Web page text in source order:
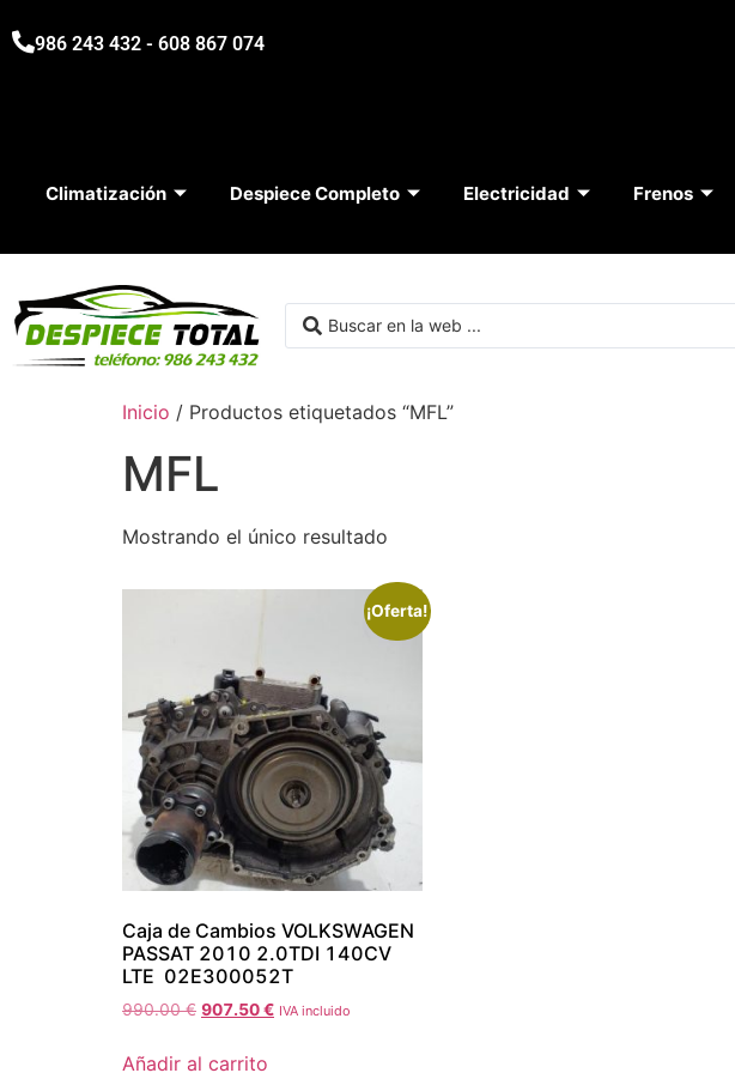
986 243 432 - 608 867 074
Climatización Despiece Completo Electricidad Frenos
Inicio / Productos etiquetados “MFL”
MFL
Mostrando el único resultado
¡Oferta!
Caja de Cambios VOLKSWAGEN
PASSAT 2010 2.0TDI 140CV
LTE 02E300052T
990.00€ 907.50€ IVA incluido
Añadir al carrito